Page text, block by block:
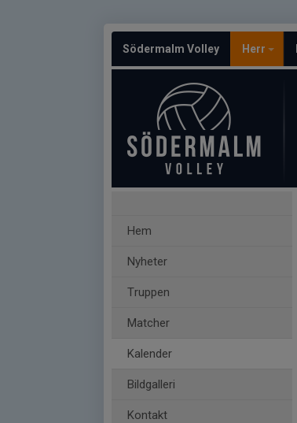
Södermalm Volley Herr
Hem
Nyheter
Truppen
Matcher
Kalender
Bildgalleri
Kontakt